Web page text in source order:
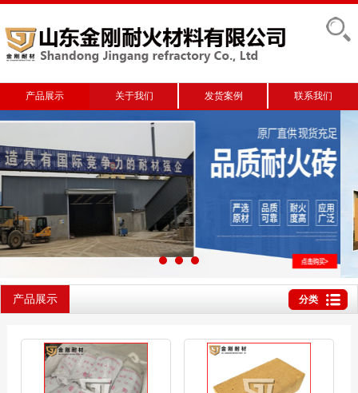
产品展示 关于我们 发货案例 联系我们
产品展示 分类